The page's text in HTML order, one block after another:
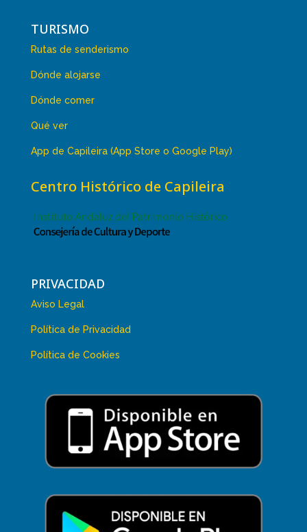
TURISMO
Rutas de senderismo
Dónde alojarse
Dónde comer
Qué ver
App de Capileira (App Store o Google Play)
Centro Histórico de Capileira
PRIVACIDAD
Aviso Legal
Política de Privacidad
Política de Cookies